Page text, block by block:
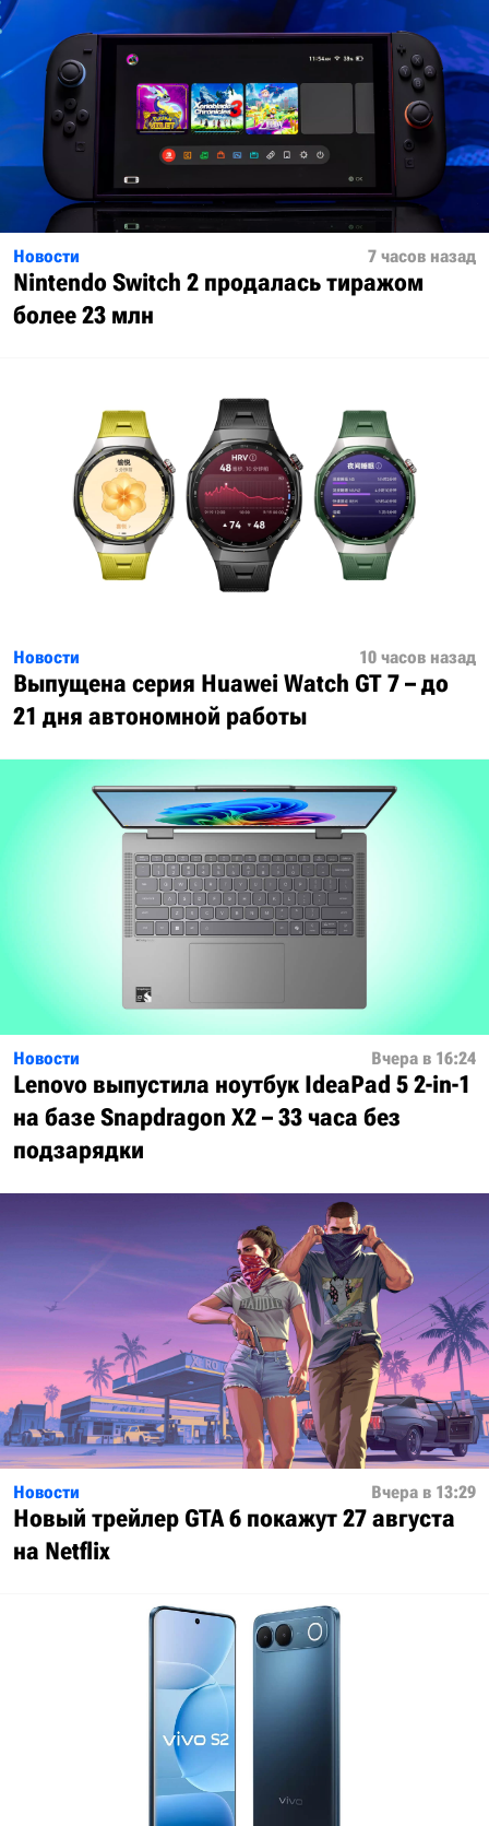
Новости 7 часов назад
Nintendo Switch 2 продалась тиражом
более 23 млн
Новости 10 часов назад
Выпущена серия Huawei Watch GT 7 – до
21 дня автономной работы
Новости Вчера в 16:24
Lenovo выпустила ноутбук IdeaPad 5 2-in-1
на базе Snapdragon X2 – 33 часа без
подзарядки
Новости Вчера в 13:29
Новый трейлер GTA 6 покажут 27 августа
на Netflix